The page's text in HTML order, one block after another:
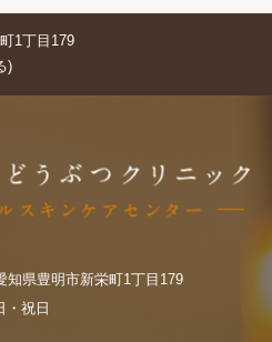
1丁目179
)
県豊明市新栄町1丁目179
・祝日